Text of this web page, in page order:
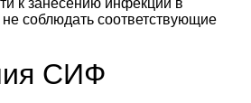
не соблюдать соответствующие
СИФ